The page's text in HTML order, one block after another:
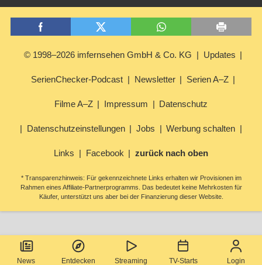
News Entdecken Streaming TV-Starts Login
© 1998–2026 imfernsehen GmbH & Co. KG Updates
SerienChecker-Podcast Newsletter Serien A–Z
Filme A–Z Impressum Datenschutz
Datenschutzeinstellungen Jobs Werbung schalten
Links Facebook zurück nach oben
* Transparenzhinweis: Für gekennzeichnete Links erhalten wir Provisionen im
Rahmen eines Affiliate-Partnerprogramms. Das bedeutet keine Mehrkosten für
Käufer, unterstützt uns aber bei der Finanzierung dieser Website.